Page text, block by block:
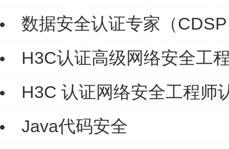
数据安全认证专家（
H3C认证高级网络安全工
H3C 认证网络安全工程师
Java代码安全